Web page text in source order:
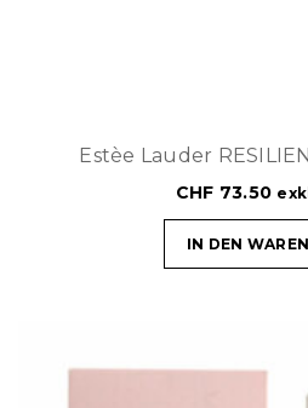
Estèe Lauder
CHF 73.50
IN DEN